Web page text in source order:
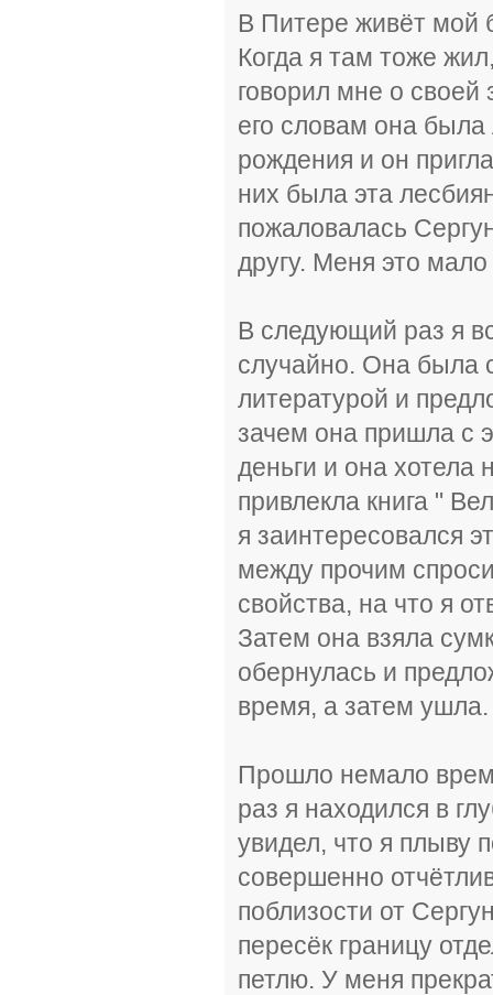
В Питере живёт мой
Когда я там тоже
говорил мне о своей
его словам она
рождения и он
них была эта
пожаловалась
другу. Меня это
В следующий раз я
случайно. Она была
литературой и
зачем она пришла с
деньги и она хотела
привлекла книга "
я заинтересовался
между прочим
свойства, на что я
Затем она взяла
обернулась и
время, а затем ушла.
Прошло немало
раз я находился в
увидел, что я плыву
совершенно
поблизости от
пересёк границу
петлю. У меня